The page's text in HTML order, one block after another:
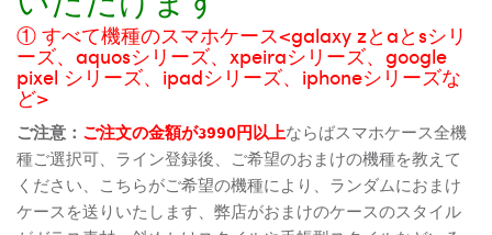
① すべて機種のスマホケース<galaxy zとaとsシリ
ーズ、aquosシリーズ、xpeiraシリーズ、google
pixel シリーズ、ipadシリーズ、iphoneシリーズな
ど>
ご注意： ご注文の金額が3990円以上ならばスマホケース全機
種ご選択可、ライン登録後、ご希望のおまけの機種を教えて
ください、こちらがご希望の機種により、ランダムにおまけ
ケースを送りいたします、弊店がおまけのケースのスタイル